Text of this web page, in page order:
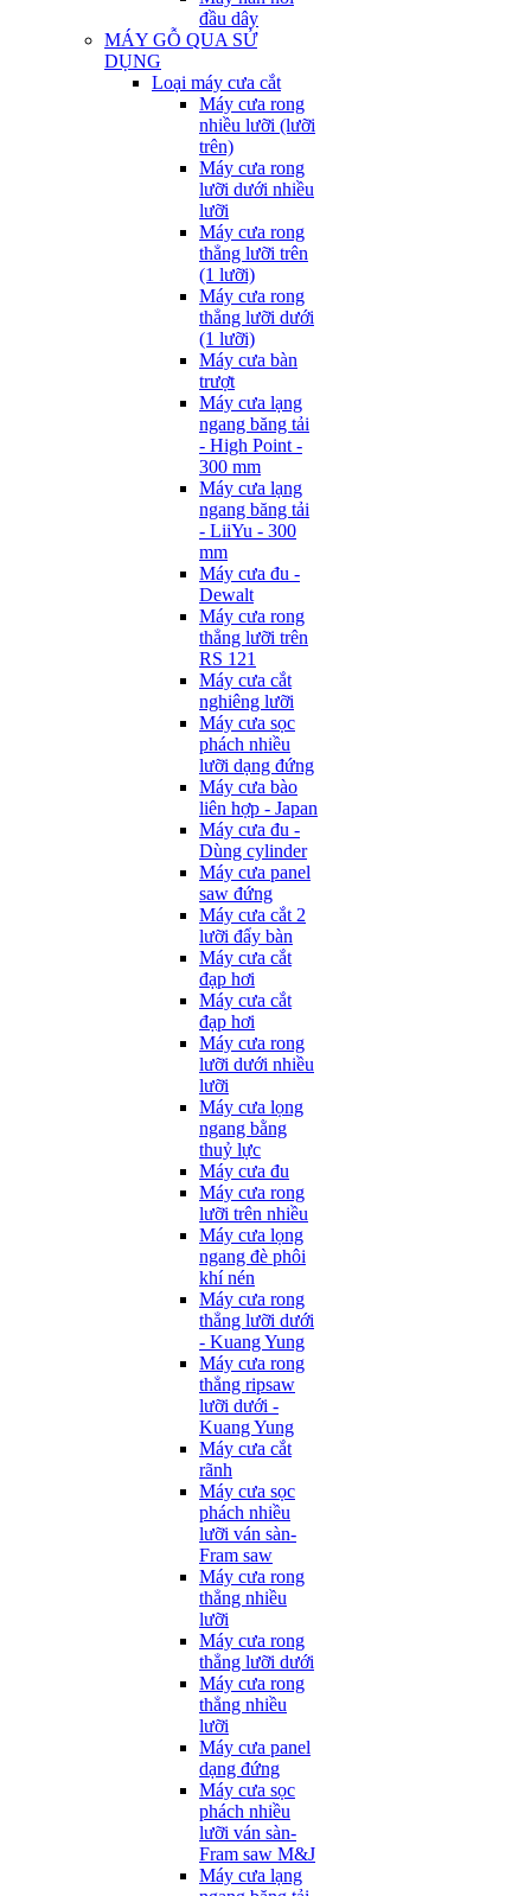
đầu dây
MÁY GỖ QUA SỬ
DỤNG
Loại máy cưa cắt
Máy cưa rong
nhiều lưỡi (lưỡi
trên)
Máy cưa rong
lưỡi dưới nhiều
lưỡi
Máy cưa rong
thẳng lưỡi trên
(1 lưỡi)
Máy cưa rong
thẳng lưỡi dưới
(1 lưỡi)
Máy cưa bàn
trượt
Máy cưa lạng
ngang băng tải
- High Point -
300 mm
Máy cưa lạng
ngang băng tải
- LiiYu - 300
mm
Máy cưa đu -
Dewalt
Máy cưa rong
thẳng lưỡi trên
RS 121
Máy cưa cắt
nghiêng lưỡi
Máy cưa sọc
phách nhiều
lưỡi dạng đứng
Máy cưa bào
liên hợp - Japan
Máy cưa đu -
Dùng cylinder
Máy cưa panel
saw đứng
Máy cưa cắt 2
lưỡi đẩy bàn
Máy cưa cắt
đạp hơi
Máy cưa cắt
đạp hơi
Máy cưa rong
lưỡi dưới nhiều
lưỡi
Máy cưa lọng
ngang bằng
thuỷ lực
Máy cưa đu
Máy cưa rong
lưỡi trên nhiều
Máy cưa lọng
ngang đè phôi
khí nén
Máy cưa rong
thẳng lưỡi dưới
- Kuang Yung
Máy cưa rong
thẳng ripsaw
lưỡi dưới -
Kuang Yung
Máy cưa cắt
rãnh
Máy cưa sọc
phách nhiều
lưỡi ván sàn-
Fram saw
Máy cưa rong
thẳng nhiều
lưỡi
Máy cưa rong
thẳng lưỡi dưới
Máy cưa rong
thẳng nhiều
lưỡi
Máy cưa panel
dạng đứng
Máy cưa sọc
phách nhiều
lưỡi ván sàn-
Fram saw M&J
Máy cưa lạng